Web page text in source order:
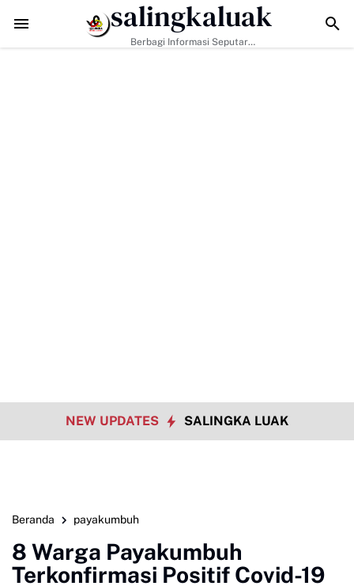
Perkuat Nilai Empat Pilar MPR RI TMMD ke-129 Kodim
salingkaluak
Berbagi Informasi Seputar
NEW UPDATES SALINGKA LUAK
Beranda payakumbuh
8 Warga Payakumbuh
Terkonfirmasi Positif Covid-19